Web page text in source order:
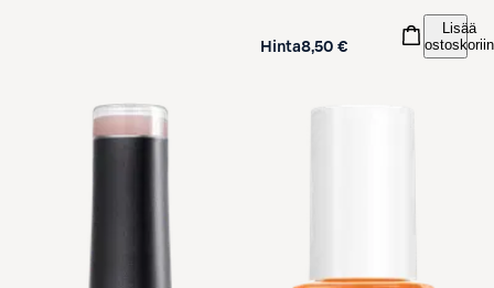
Hinta8,50 €
Lisää
ostoskoriin